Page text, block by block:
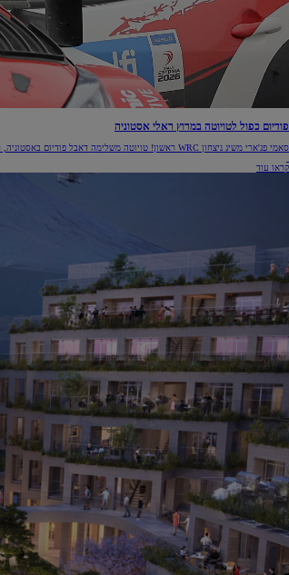
יאריס קרוס
היברידי
פודיום כפול לטויוטה במרוץ ראלי אסטוניה
סאמי פג'ארי משיג ניצחון WRC ראשון! טויוטה משלימה דאבל פודיום באסטוניה, רושמת נצחון 8 ב-9 מרוצים ומגדילה את יתרונה באליפות היצרנים לקראת ראלי פינלנד >>
קראו עוד